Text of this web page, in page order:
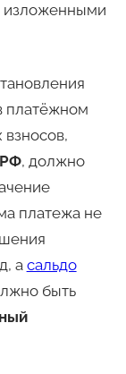
изложенными
платёжном
РФ, должно
платежа не
а сальдо
быть